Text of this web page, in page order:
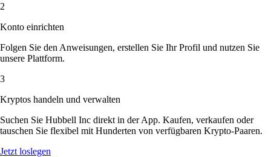
2
Konto einrichten
Folgen Sie den Anweisungen, erstellen Sie Ihr Profil und nutzen Sie
unsere Plattform.
3
Kryptos handeln und verwalten
Suchen Sie Hubbell Inc direkt in der App. Kaufen, verkaufen oder
tauschen Sie flexibel mit Hunderten von verfügbaren Krypto-Paaren.
Jetzt loslegen